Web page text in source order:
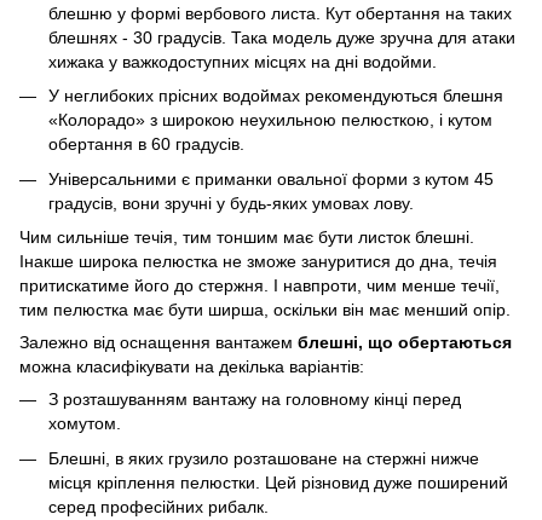
блешню у формі вербового листа. Кут обертання на таких
блешнях - 30 градусів. Така модель дуже зручна для атаки
хижака у важкодоступних місцях на дні водойми.
У неглибоких прісних водоймах рекомендуються блешня
«Колорадо» з широкою неухильною пелюсткою, і кутом
обертання в 60 градусів.
Універсальними є приманки овальної форми з кутом 45
градусів, вони зручні у будь-яких умовах лову.
Чим сильніше течія, тим тоншим має бути листок блешні.
Інакше широка пелюстка не зможе зануритися до дна, течія
притискатиме його до стержня. І навпроти, чим менше течії,
тим пелюстка має бути ширша, оскільки він має менший опір.
Залежно від оснащення вантажем блешні, що обертаються
можна класифікувати на декілька варіантів:
З розташуванням вантажу на головному кінці перед
хомутом.
Блешні, в яких грузило розташоване на стержні нижче
місця кріплення пелюстки. Цей різновид дуже поширений
серед професійних рибалк.